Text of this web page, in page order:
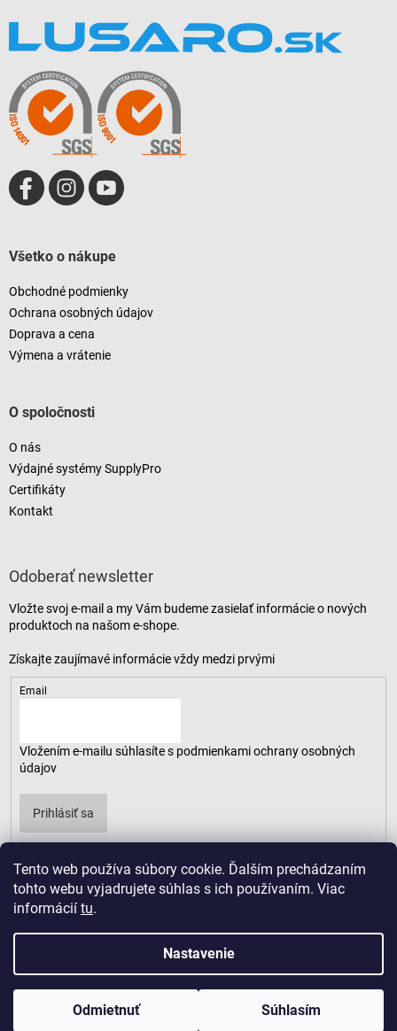
Tento web používa súbory cookie. Ďalším prechádzaním
tohto webu vyjadrujete súhlas s ich používaním. Viac
informácií tu.
Nastavenie
Odmietnuť Súhlasím
Všetko o nákupe
Obchodné podmienky
Ochrana osobných údajov
Doprava a cena
Výmena a vrátenie
O spoločnosti
O nás
Výdajné systémy SupplyPro
Certifikáty
Kontakt
Odoberať newsletter
Vložte svoj e-mail a my Vám budeme zasielať informácie o nových
produktoch na našom e-shope.
Email
Vložením e-mailu súhlasíte s podmienkami ochrany osobných
údajov
Prihlásiť sa
Copyright 2026 . Všetky práva vyhradené.